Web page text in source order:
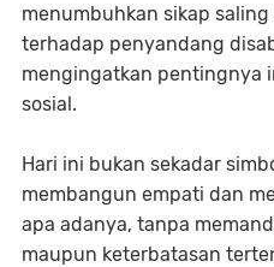
menumbuhkan sikap
terhadap penyandang
mengingatkan pentingnya
sosial.
Hari ini bukan sekadar
membangun empati dan
apa adanya, tanpa
maupun keterbatasan